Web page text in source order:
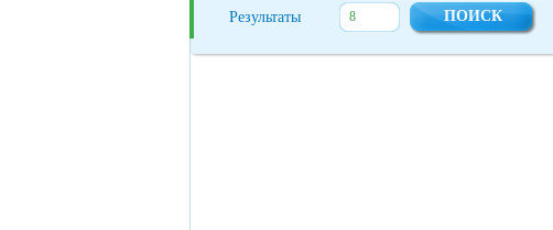
Результаты